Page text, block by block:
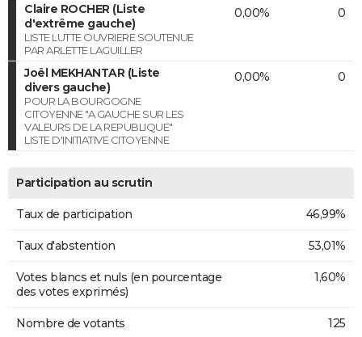
Claire ROCHER (Liste
d'extrême gauche)
LISTE LUTTE OUVRIERE SOUTENUE
PAR ARLETTE LAGUILLER
0,00% 0
Joël MEKHANTAR (Liste
divers gauche)
POUR LA BOURGOGNE
CITOYENNE "A GAUCHE SUR LES
VALEURS DE LA REPUBLIQUE"
LISTE D'INITIATIVE CITOYENNE
0,00% 0
Participation au scrutin
Taux de participation 46,99%
Taux d'abstention 53,01%
Votes blancs et nuls (en pourcentage
des votes exprimés)
1,60%
Nombre de votants 125